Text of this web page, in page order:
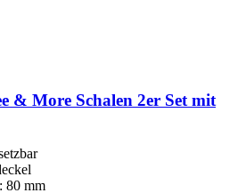
& More Schalen 2er Set mit
80 mm